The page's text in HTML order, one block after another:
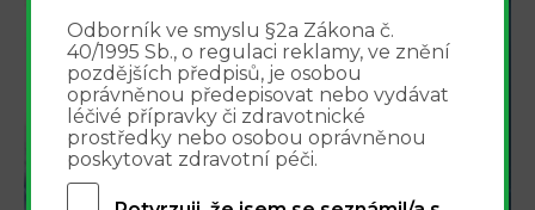
Integrovaný přístup k
léčbě bolesti - webinář
16.9.2026
Odborník ve smyslu §2a Zákona č.
40/1995 Sb., o regulaci reklamy, ve znění
pozdějších předpisů, je osobou
oprávněnou předepisovat nebo vydávat
léčivé přípravky či zdravotnické
prostředky nebo osobou oprávněnou
poskytovat zdravotní péči.